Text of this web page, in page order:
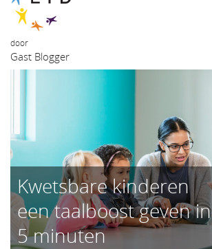
door
Gast Blogger
Kwetsbare kinderen
een taalboost geven in
5 minuten